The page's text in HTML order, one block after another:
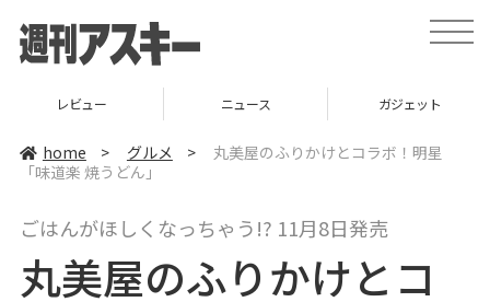
t
o
ニュース ガジェット ゲーム
home > グルメ >
丸美屋のふりかけとコラボ！明星
「味道楽 焼うどん」
ごはんがほしくなっちゃう!? 11月8日発売
丸美屋のふりかけとコ